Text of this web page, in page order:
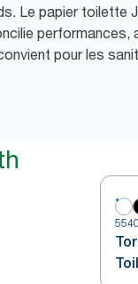
Le papier toilette
performances,
pour les